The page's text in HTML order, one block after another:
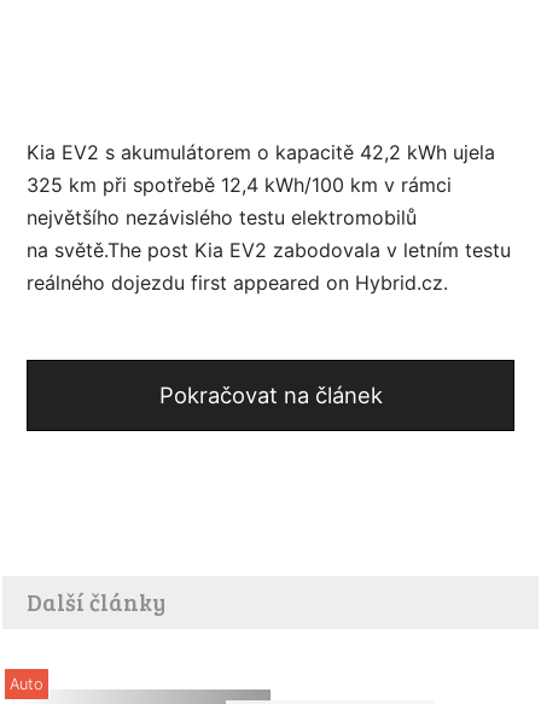
Kia EV2 s akumulátorem o kapacitě 42,2 kWh ujela
325 km při spotřebě 12,4 kWh/100 km v rámci
největšího nezávislého testu elektromobilů
na světě.The post Kia EV2 zabodovala v letním testu
reálného dojezdu first appeared on Hybrid.cz.
Pokračovat na článek
Další články
Auto